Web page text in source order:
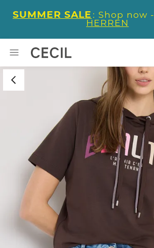
SUMMER SALE : Shop now -
HERREN